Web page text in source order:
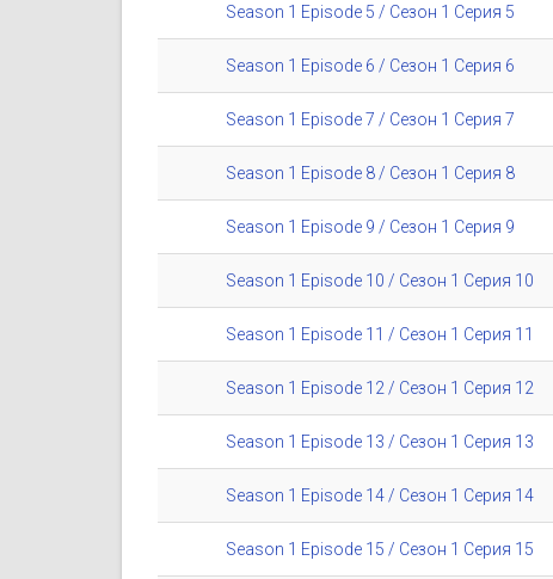
Season 1 Episode 5 / Сезон 1 Серия 5
Season 1 Episode 6 / Сезон 1 Серия 6
Season 1 Episode 7 / Сезон 1 Серия 7
Season 1 Episode 8 / Сезон 1 Серия 8
Season 1 Episode 9 / Сезон 1 Серия 9
Season 1 Episode 10 / Сезон 1 Серия 10
Season 1 Episode 11 / Сезон 1 Серия 11
Season 1 Episode 12 / Сезон 1 Серия 12
Season 1 Episode 13 / Сезон 1 Серия 13
Season 1 Episode 14 / Сезон 1 Серия 14
Season 1 Episode 15 / Сезон 1 Серия 15